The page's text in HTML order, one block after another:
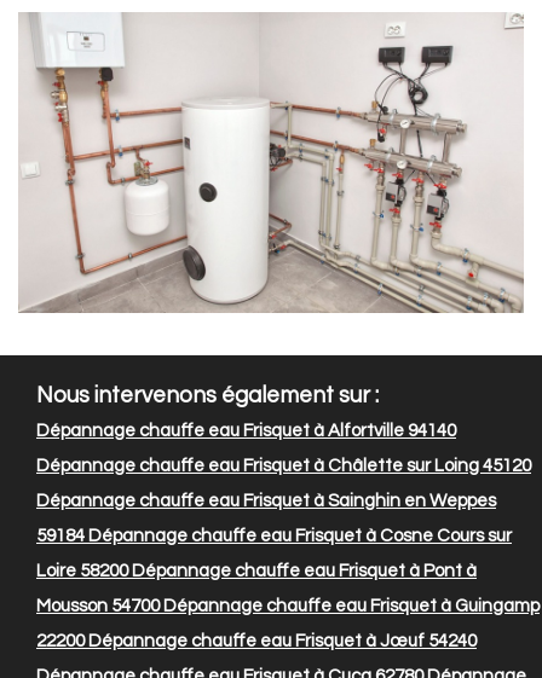
Nous intervenons également sur :
Dépannage chauffe eau Frisquet à Alfortville 94140
Dépannage chauffe eau Frisquet à Châlette sur Loing 45120
Dépannage chauffe eau Frisquet à Sainghin en Weppes
59184 Dépannage chauffe eau Frisquet à Cosne Cours sur
Loire 58200Dépannage chauffe eau Frisquet à Pont à
Mousson 54700Dépannage chauffe eau Frisquet à Guingamp
22200Dépannage chauffe eau Frisquet à Jœuf 54240